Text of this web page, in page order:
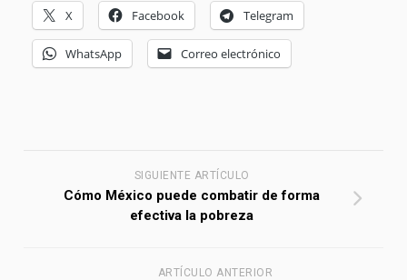
X Facebook Telegram
WhatsApp Correo electrónico
SIGUIENTE ARTÍCULO
Cómo México puede combatir de forma
efectiva la pobreza
ARTÍCULO ANTERIOR